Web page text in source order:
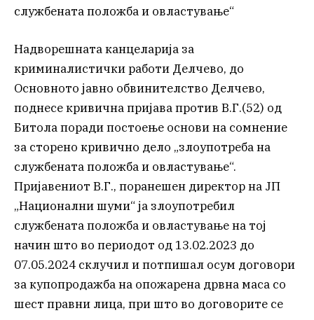
службената положба и овластување“
Надворешната канцеларија за
криминалистички работи Делчево, до
Основното јавно обвинителство Делчево,
поднесе кривична пријава против В.Г.(52) од
Битола поради постоење основи на сомнение
за сторено кривично дело „злоупотреба на
службената положба и овластување“.
Пријавениот В.Г., поранешен директор на ЈП
„Национални шуми“ ја злоупотребил
службената положба и овластување на тој
начин што во периодот од 13.02.2023 до
07.05.2024 склучил и потпишал осум договори
за купопродажба на опожарена дрвна маса со
шест правни лица, при што во договорите се